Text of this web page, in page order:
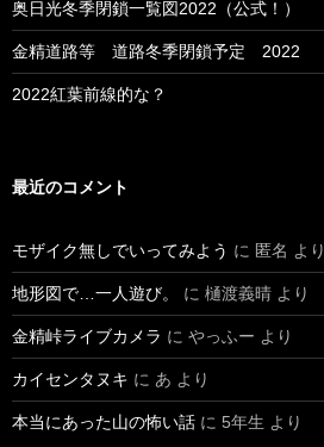
奥日光冬季閉鎖一覧図2022（公式！）
金精道路等 道路冬季閉鎖予定 2022
2022紅葉前線的な？
最近のコメント
モザイク無しでいってみよう に 匿名 より
地形図で…一人遊び。 に 樋渡義晴 より
金精峠ライブカメラ に やっふー より
カイセンタヌキ に あ より
本当にあった山の怖い話 に 5年生 より